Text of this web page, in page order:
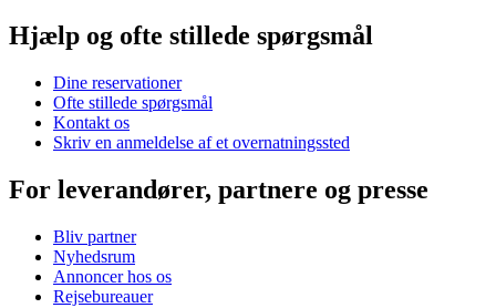
Hjælp og ofte stillede spørgsmål
Dine reservationer
Ofte stillede spørgsmål
Kontakt os
Skriv en anmeldelse af et overnatningssted
For leverandører, partnere og presse
Bliv partner
Nyhedsrum
Annoncer hos os
Rejsebureauer